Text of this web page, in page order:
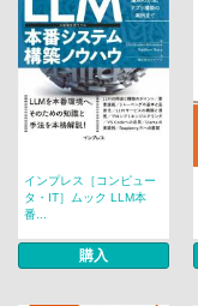
インプレス［コンピュー
タ・IT］ムック LLM本
番...
購入